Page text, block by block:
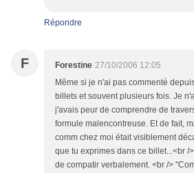
Répondre
F Forestine 27/10/2006 12:05
Même si je n'ai pas commenté
billets et souvent plusieurs fois. Je
j'avais peur de comprendre de
formule malencontreuse. Et de fait,
comm chez moi était visiblement
que tu exprimes dans ce billet...<br /
de compatir verbalement. <br />